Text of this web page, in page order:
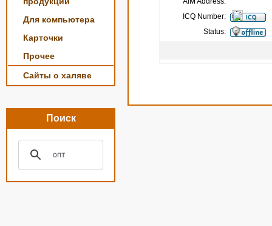
Для компьютера
Карточки
Прочее
Сайты о халяве
Поиск
ICQ Number:
Status: